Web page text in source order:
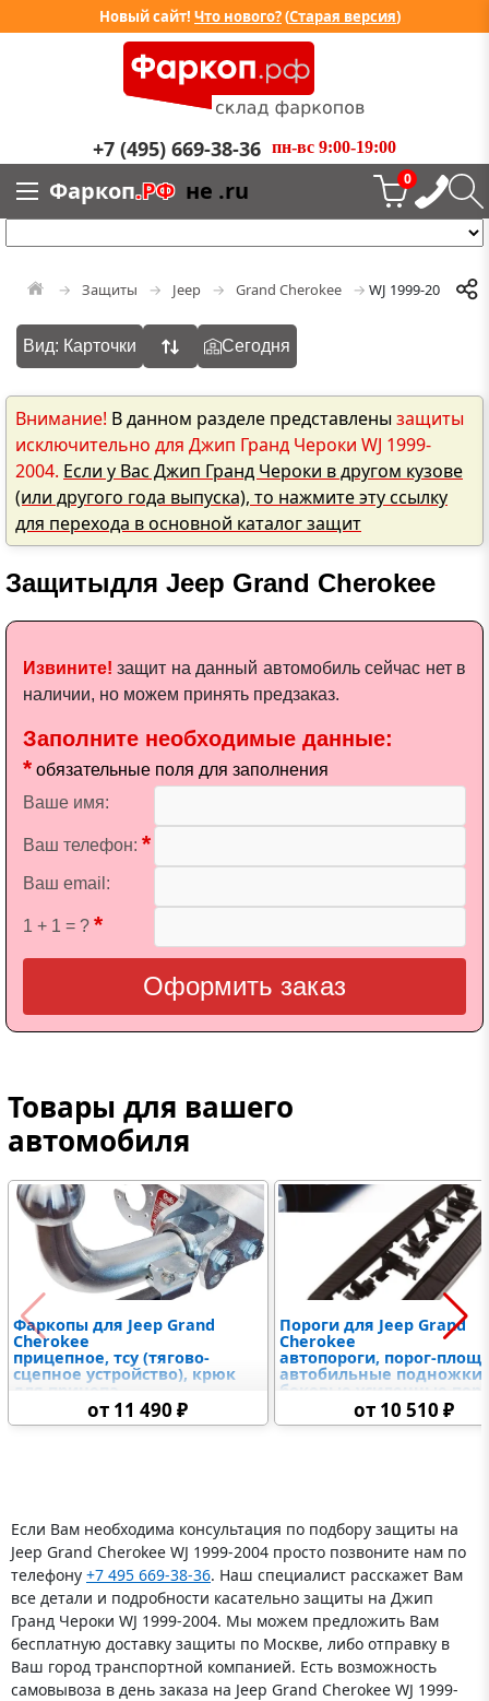
Новый сайт! Что нового?(Старая версия)
+7 (495) 669-38-36 пн-вс 9:00-19:00
Фаркоп.РФ не .ru 0
Защиты Jeep Grand Cherokee WJ 1999-2004
Вид: Карточки Сегодня
Внимание! В данном разделе представлены защиты
исключительно для Джип Гранд Чероки WJ 1999-
2004. Если у Вас Джип Гранд Чероки в другом кузове
(или другого года выпуска), то нажмите эту ссылку
для перехода в основной каталог защит
Защитыдля Jeep Grand Cherokee
Извините! защит на данный автомобиль сейчас нет в
наличии, но можем принять предзаказ.
Заполните необходимые данные:
* обязательные поля для заполнения
Ваше имя:
Ваш телефон: *
Ваш email:
1 + 1 = ? *
Оформить заказ
Товары для вашего
автомобиля
Фаркопы для Jeep Grand
Cherokee
прицепное, тсу (тягово-
сцепное устройство), крюк
для прицепа
от 11 490 ₽
Пороги для Jeep Grand
Cherokee
автопороги, порог-
автобильные подножки,
боковые усиленные
от 10 510 ₽
Если Вам необходима консультация по подбору защиты на
Jeep Grand Cherokee WJ 1999-2004 просто позвоните нам по
телефону +7 495 669-38-36. Наш специалист расскажет Вам
все детали и подробности касательно защиты на Джип
Гранд Чероки WJ 1999-2004. Мы можем предложить Вам
бесплатную доставку защиты по Москве, либо отправку в
Ваш город транспортной компанией. Есть возможность
самовывоза в день заказа на Jeep Grand Cherokee WJ 1999-